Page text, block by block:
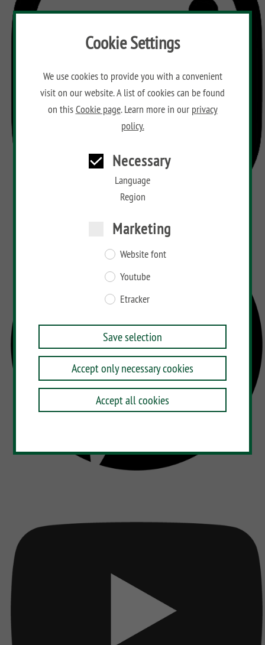
Cookie Settings
We use cookies to provide you with a convenient
visit on our website. A list of cookies can be found
on thisCookie page. Learn more in our privacy
policy.
Necessary
Language
Region
Marketing
Website font
Youtube
Etracker
Save selection
Accept only necessary cookies
Accept all cookies